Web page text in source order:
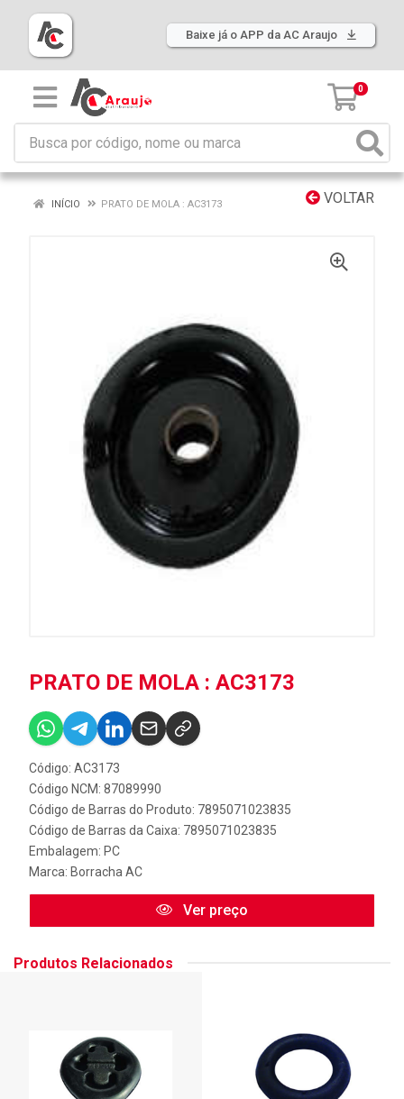
Baixe já o APP da AC Araujo
0
VOLTAR
INÍCIO PRATO DE MOLA : AC3173
PRATO DE MOLA : AC3173
Código: AC3173
Código NCM: 87089990
Código de Barras do Produto: 7895071023835
Código de Barras da Caixa: 7895071023835
Embalagem: PC
Marca: Borracha AC
Ver preço
Produtos Relacionados